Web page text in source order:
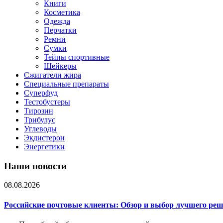
Книги
Косметика
Одежда
Перчатки
Ремни
Сумки
Тейпы спортивные
Шейкеры
Сжигатели жира
Специальные препараты
Суперфуд
Тестобустеры
Тирозин
Трибулус
Углеводы
Экдистерон
Энергетики
Наши новости
08.08.2026
Российские почтовые клиенты: Обзор и выбор лучшего